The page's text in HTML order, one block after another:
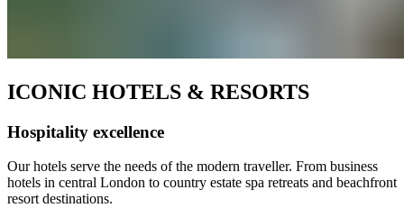
ICONIC HOTELS & RESORTS​​​​‌ ‍ ​‍​‍‌‍ ‌ ​‍‌‍‍‌‌‍‌ ‌‍‍‌‌‍ ‍​‍​‍​ ‍‍​‍​‍‌ ​ ‌‍​‌‌‍ ‍‌‍‍‌‌ ‌​‌ ‍‌​‍ ‍‌‍‍‌‌‍ ​‍​‍​‍ ​​‍​‍‌‍‍​‌ ​‍‌‍‌‌‌‍‌‍​‍​‍​ ‍‍​‍​‍‌‍‍​‌ ‌​‌ ‌​‌ ​​‌ ​ ​ ‍‍​‍ ​‍ ‌‍ ​​‍ ‌‌‍​‌‌‍ ‍‌‍‌​​‍ ‌‌ ​‍​‍ ‌‌‍‍​‌‍ ‌ ‌​‌‍‌‌‌‍ ​‌ ​ ​‍ ‌‌ ​ ‌ ‌​‌ ‌‌‌‍‌​‌‍‍‌‌‍ ​‍ ‍‌ ‌‍‌‍‌‌‌ ​‍‌‍​ ‌‍‌‌‌‍ ​​‍ ‍‌‍​‌‌ ​​‌ ​​​‍ ‌‍‍‌‌‍ ‍‌ ‌​‌‍‌‌‌‍ ‍‌ ‌​​‍ ‌‍‌‌‌‍‌​‌‍‍‌‌ ‌​​‍ ‌‍ ‌‌‍ ‌‍‌​‌‍‌‌​ ‌‌ ​​‌ ​‍‌‍‌‌‌ ​ ‌‍‌‌‌‍ ‍‌ ‌​‌‍​‌‌ ‌​‌‍‍‌‌‍ ‌‍ ‍​ ‍ ‌‍‍‌‌‍‌​​ ‌‌‍‌‍​ ‍‌‌‍‌‍‌‍​‌​ ‍‌‌‍‌‍​ ​ ‌‍‌‍​‍ ‌​ ‌ ​ ‍​​ ‍‌‌‍‌‍​‍ ‌​ ‌​​ ​‍‌‍​‌​ ​‌​‍ ‌​ ‍‌​ ‌​‌‍‌‍​ ​‍​‍ ‌‌‍‌‌​ ​​‌‍‌‍‌‍​‌‌‍‌‍​ ‌‍‌‍‌‍​ ​​​ ‌ ​ ‌‍​ ‌​​ ​ ​ ‍ ‌ ‌​‌ ‍‌‌ ​​‌‍‌‌​ ‌‌ ​​‌‍​‌‌‍‌ ‌‍‌‌​ ‍ ‌ ​​‌‍​‌‌ ‌​‌‍‍​​ ‌‌ ​​‌‍​‌‌‍‌ ‌‍‌‌‌​​‍‌ ‌‌‌‍‍‌‌‍ ​‌‍‌​‌‍‌‌‌ ​‍​‍‌‌​ ‌‌‌​​‍‌‌ ‌‍‍ ‌‍‌‌‌ ‍‌​‍‌‌​ ​ ‌​‌​​‍‌‌​ ​ ‌​‌​​‍‌‌​ ​‍​ ​‍​ ​​‌‍‌‌​ ​ ​ ‌‌​ ​ ​ ‌‌​ ​‌‌‍​ ​ ​‌‌‍​ ‌‍‌‌​ ‍​​‍‌‌​ ​‍​ ​‍​‍‌‌​ ‌‌‌​‌​​‍ ‍‌ ​ ‌ ‌‌‌‍​‍‌ ‌​‌‍‍‌‌ ‌​‌‍ ​‌‍‌‌​ ‌‍​‍‌‍​‌‌ ​ ‌‍‌‌‌‌‌‌‌ ​‍‌‍ ​​ ‌‌‍‍​‌ ‌​‌ ‌​‌ ​​‌ ​ ​‍‌‌​ ​ ‌​​‌​‍‌‌​ ​‍‌​‌‍​‍‌‌​ ​‍‌​‌‍‌‍ ​​‍ ‌‌‍​‌‌‍ ‍‌‍‌​​‍ ‌‌ ​‍​‍ ‌‌‍‍​‌‍ ‌ ‌​‌‍‌‌‌‍ ​‌ ​ ​‍ ‌‌ ​ ‌ ‌​‌ ‌‌‌‍‌​‌‍‍‌‌‍ ​‍ ‍‌ ‌‍‌‍‌‌‌ ​‍‌‍​ ‌‍‌‌‌‍ ​​‍ ‍‌‍​‌‌ ​​‌ ​​​‍‌‍‌‍‍‌‌‍‌​​ ‌‌‍‌‍​ ‍‌‌‍‌‍‌‍​‌​ ‍‌‌‍‌‍​ ​ ‌‍‌‍​‍ ‌​ ‌ ​ ‍​​ ‍‌‌‍‌‍​‍ ‌​ ‌​​ ​‍‌‍​‌​ ​‌​‍ ‌​ ‍‌​ ‌​‌‍‌‍​ ​‍​‍ ‌‌‍‌‌​ ​​‌‍‌‍‌‍​‌‌‍‌‍​ ‌‍‌‍‌‍​ ​​​ ‌ ​ ‌‍​ ‌​​ ​ ​‍‌‍‌ ‌​‌ ‍‌‌ ​​‌‍‌‌​ ‌‌ ​​‌‍​‌‌‍‌ ‌‍‌‌​‍‌‍‌ ​​‌‍​‌‌ ‌​‌‍‍​​ ‌‌ ​​‌‍​‌‌‍‌ ‌‍‌‌‌​​‍‌ ‌‌‌‍‍‌‌‍ ​‌‍‌​‌‍‌‌‌ ​‍​‍‌‌​ ‌‌‌​​‍‌‌ ‌‍‍ ‌‍‌‌‌ ‍‌​‍‌‌​ ​ ‌​‌​​‍‌‌​ ​ ‌​‌​​‍‌‌​ ​‍​ ​‍​ ​​‌‍‌‌​ ​ ​ ‌‌​ ​ ​ ‌‌​ ​‌‌‍​ ​ ​‌‌‍​ ‌‍‌‌​ ‍​​‍‌‌​ ​‍​ ​‍​‍‌‌​ ‌‌‌​‌​​‍ ‍‌ ​ ‌ ‌‌‌‍​‍‌ ‌​‌‍‍‌‌ ‌​‌‍ ​‌‍‌‌​‍‌‍‌ ​​‌‍‌‌‌ ​‍‌ ​ ‌ ​​‌‍‌‌‌‍​ ‌ ‌​‌‍‍‌‌ ‌‍‌‍‌‌​ ‌‌ ​​‌ ‌‌‌‍​‍‌‍ ​‌‍‍‌‌ ​ ‌‍‍​‌‍‌‌‌‍‌​​‍​‍‌ ‌
Hospitality excellence​​​​‌ ‍ ​‍​‍‌‍ ‌ ​‍‌‍‍‌‌‍‌ ‌‍‍‌‌‍ ‍​‍​‍​ ‍‍​‍​‍‌ ​ ‌‍​‌‌‍ ‍‌‍‍‌‌ ‌​‌ ‍‌​‍ ‍‌‍‍‌‌‍ ​‍​‍​‍ ​​‍​‍‌‍‍​‌ ​‍‌‍‌‌‌‍‌‍​‍​‍​ ‍‍​‍​‍‌‍‍​‌ ‌​‌ ‌​‌ ​​‌ ​ ​ ‍‍​‍ ​‍ ‌‍ ​​‍ ‌‌‍​‌‌‍ ‍‌‍‌​​‍ ‌‌ ​‍​‍ ‌‌‍‍​‌‍ ‌ ‌​‌‍‌‌‌‍ ​‌ ​ ​‍ ‌‌ ​ ‌ ‌​‌ ‌‌‌‍‌​‌‍‍‌‌‍ ​‍ ‍‌ ‌‍‌‍‌‌‌ ​‍‌‍​ ‌‍‌‌‌‍ ​​‍ ‍‌‍​‌‌ ​​‌ ​​​‍ ‌‍‍‌‌‍ ‍‌ ‌​‌‍‌‌‌‍ ‍‌ ‌​​‍ ‌‍‌‌‌‍‌​‌‍‍‌‌ ‌​​‍ ‌‍ ‌‌‍ ‌‍‌​‌‍‌‌​ ‌‌ ​​‌ ​‍‌‍‌‌‌ ​ ‌‍‌‌‌‍ ‍‌ ‌​‌‍​‌‌ ‌​‌‍‍‌‌‍ ‌‍ ‍​ ‍ ‌‍‍‌‌‍‌​​ ‌‌‍‌‍​ ‍‌‌‍‌‍‌‍​‌​ ‍‌‌‍‌‍​ ​ ‌‍‌‍​‍ ‌​ ‌ ​ ‍​​ ‍‌‌‍‌‍​‍ ‌​ ‌​​ ​‍‌‍​‌​ ​‌​‍ ‌​ ‍‌​ ‌​‌‍‌‍​ ​‍​‍ ‌‌‍‌‌​ ​​‌‍‌‍‌‍​‌‌‍‌‍​ ‌‍‌‍‌‍​ ​​​ ‌ ​ ‌‍​ ‌​​ ​ ​ ‍ ‌ ‌​‌ ‍‌‌ ​​‌‍‌‌​ ‌‌ ​​‌‍​‌‌‍‌ ‌‍‌‌​ ‍ ‌ ​​‌‍​‌‌ ‌​‌‍‍​​ ‌‌ ​​‌‍​‌‌‍‌ ‌‍‌‌‌​​‍‌ ‌‌‌‍‍‌‌‍ ​‌‍‌​‌‍‌‌‌ ​‍​‍‌‌​ ‌‌‌​​‍‌‌ ‌‍‍ ‌‍‌‌‌ ‍‌​‍‌‌​ ​ ‌​‌​​‍‌‌​ ​ ‌​‌​​‍‌‌​ ​‍​ ​‍​ ​​‌‍‌‌​ ​ ​ ‌‌​ ​ ​ ‌‌​ ​‌‌‍​ ​ ​‌‌‍​ ‌‍‌‌​ ‍​​‍‌‌​ ​‍​ ​‍​‍‌‌​ ‌‌‌​‌​​‍ ‍‌ ‌​‌‍‍‌‌ ‌​‌‍ ​‌‍‌‌​ ‌‍​‍‌‍​‌‌ ​ ‌‍‌‌‌‌‌‌‌ ​‍‌‍ ​​ ‌‌‍‍​‌ ‌​‌ ‌​‌ ​​‌ ​ ​‍‌‌​ ​ ‌​​‌​‍‌‌​ ​‍‌​‌‍​‍‌‌​ ​‍‌​‌‍‌‍ ​​‍ ‌‌‍​‌‌‍ ‍‌‍‌​​‍ ‌‌ ​‍​‍ ‌‌‍‍​‌‍ ‌ ‌​‌‍‌‌‌‍ ​‌ ​ ​‍ ‌‌ ​ ‌ ‌​‌ ‌‌‌‍‌​‌‍‍‌‌‍ ​‍ ‍‌ ‌‍‌‍‌‌‌ ​‍‌‍​ ‌‍‌‌‌‍ ​​‍ ‍‌‍​‌‌ ​​‌ ​​​‍‌‍‌‍‍‌‌‍‌​​ ‌‌‍‌‍​ ‍‌‌‍‌‍‌‍​‌​ ‍‌‌‍‌‍​ ​ ‌‍‌‍​‍ ‌​ ‌ ​ ‍​​ ‍‌‌‍‌‍​‍ ‌​ ‌​​ ​‍‌‍​‌​ ​‌​‍ ‌​ ‍‌​ ‌​‌‍‌‍​ ​‍​‍ ‌‌‍‌‌​ ​​‌‍‌‍‌‍​‌‌‍‌‍​ ‌‍‌‍‌‍​ ​​​ ‌ ​ ‌‍​ ‌​​ ​ ​‍‌‍‌ ‌​‌ ‍‌‌ ​​‌‍‌‌​ ‌‌ ​​‌‍​‌‌‍‌ ‌‍‌‌​‍‌‍‌ ​​‌‍​‌‌ ‌​‌‍‍​​ ‌‌ ​​‌‍​‌‌‍‌ ‌‍‌‌‌​​‍‌ ‌‌‌‍‍‌‌‍ ​‌‍‌​‌‍‌‌‌ ​‍​‍‌‌​ ‌‌‌​​‍‌‌ ‌‍‍ ‌‍‌‌‌ ‍‌​‍‌‌​ ​ ‌​‌​​‍‌‌​ ​ ‌​‌​​‍‌‌​ ​‍​ ​‍​ ​​‌‍‌‌​ ​ ​ ‌‌​ ​ ​ ‌‌​ ​‌‌‍​ ​ ​‌‌‍​ ‌‍‌‌​ ‍​​‍‌‌​ ​‍​ ​‍​‍‌‌​ ‌‌‌​‌​​‍ ‍‌ ‌​‌‍‍‌‌ ‌​‌‍ ​‌‍‌‌​‍‌‍‌ ​​‌‍‌‌‌ ​‍‌ ​ ‌ ​​‌‍‌‌‌‍​ ‌ ‌​‌‍‍‌‌ ‌‍‌‍‌‌​ ‌‌ ​​‌ ‌‌‌‍​‍‌‍ ​‌‍‍‌‌ ​ ‌‍‍​‌‍‌‌‌‍‌​​‍​‍‌ ‌
Our hotels serve the needs of the modern traveller. From business
hotels in central London to country estate spa retreats and beachfront
resort destinations. ​​​​‌ ‍ ​‍​‍‌‍ ‌ ​‍‌‍‍‌‌‍‌ ‌‍‍‌‌‍ ‍​‍​‍​ ‍‍​‍​‍‌ ​ ‌‍​‌‌‍ ‍‌‍‍‌‌ ‌​‌ ‍‌​‍ ‍‌‍‍‌‌‍ ​‍​‍​‍ ​​‍​‍‌‍‍​‌ ​‍‌‍‌‌‌‍‌‍​‍​‍​ ‍‍​‍​‍‌‍‍​‌ ‌​‌ ‌​‌ ​​‌ ​ ​ ‍‍​‍ ​‍ ‌‍ ​​‍ ‌‌‍​‌‌‍ ‍‌‍‌​​‍ ‌‌ ​‍​‍ ‌‌‍‍​‌‍ ‌ ‌​‌‍‌‌‌‍ ​‌ ​ ​‍ ‌‌ ​ ‌ ‌​‌ ‌‌‌‍‌​‌‍‍‌‌‍ ​‍ ‍‌ ‌‍‌‍‌‌‌ ​‍‌‍​ ‌‍‌‌‌‍ ​​‍ ‍‌‍​‌‌ ​​‌ ​​​‍ ‌‍‍‌‌‍ ‍‌ ‌​‌‍‌‌‌‍ ‍‌ ‌​​‍ ‌‍‌‌‌‍‌​‌‍‍‌‌ ‌​​‍ ‌‍ ‌‌‍ ‌‍‌​‌‍‌‌​ ‌‌ ​​‌ ​‍‌‍‌‌‌ ​ ‌‍‌‌‌‍ ‍‌ ‌​‌‍​‌‌ ‌​‌‍‍‌‌‍ ‌‍ ‍​ ‍ ‌‍‍‌‌‍‌​​ ‌‌‍‌‍​ ‍‌‌‍‌‍‌‍​‌​ ‍‌‌‍‌‍​ ​ ‌‍‌‍​‍ ‌​ ‌ ​ ‍​​ ‍‌‌‍‌‍​‍ ‌​ ‌​​ ​‍‌‍​‌​ ​‌​‍ ‌​ ‍‌​ ‌​‌‍‌‍​ ​‍​‍ ‌‌‍‌‌​ ​​‌‍‌‍‌‍​‌‌‍‌‍​ ‌‍‌‍‌‍​ ​​​ ‌ ​ ‌‍​ ‌​​ ​ ​ ‍ ‌ ‌​‌ ‍‌‌ ​​‌‍‌‌​ ‌‌ ​​‌‍​‌‌‍‌ ‌‍‌‌​ ‍ ‌ ​​‌‍​‌‌ ‌​‌‍‍​​ ‌‌ ​​‌‍​‌‌‍‌ ‌‍‌‌‌​​‍‌ ‌‌‌‍‍‌‌‍ ​‌‍‌​‌‍‌‌‌ ​‍​‍‌‌​ ‌‌‌​​‍‌‌ ‌‍‍ ‌‍‌‌‌ ‍‌​‍‌‌​ ​ ‌​‌​​‍‌‌​ ​ ‌​‌​​‍‌‌​ ​‍​ ​‍​ ​​‌‍‌‌​ ​ ​ ‌‌​ ​ ​ ‌‌​ ​‌‌‍​ ​ ​‌‌‍​ ‌‍‌‌​ ‍​​‍‌‌​ ​‍​ ​‍​‍‌‌​ ‌‌‌​‌​​‍ ‍‌‍​ ‌‍ ‌ ​​‌ ‍‌​ ​‌​ ‌‍​‍‌‍​‌‌ ​ ‌‍‌‌‌‌‌‌‌ ​‍‌‍ ​​ ‌‌‍‍​‌ ‌​‌ ‌​‌ ​​‌ ​ ​‍‌‌​ ​ ‌​​‌​‍‌‌​ ​‍‌​‌‍​‍‌‌​ ​‍‌​‌‍‌‍ ​​‍ ‌‌‍​‌‌‍ ‍‌‍‌​​‍ ‌‌ ​‍​‍ ‌‌‍‍​‌‍ ‌ ‌​‌‍‌‌‌‍ ​‌ ​ ​‍ ‌‌ ​ ‌ ‌​‌ ‌‌‌‍‌​‌‍‍‌‌‍ ​‍ ‍‌ ‌‍‌‍‌‌‌ ​‍‌‍​ ‌‍‌‌‌‍ ​​‍ ‍‌‍​‌‌ ​​‌ ​​​‍‌‍‌‍‍‌‌‍‌​​ ‌‌‍‌‍​ ‍‌‌‍‌‍‌‍​‌​ ‍‌‌‍‌‍​ ​ ‌‍‌‍​‍ ‌​ ‌ ​ ‍​​ ‍‌‌‍‌‍​‍ ‌​ ‌​​ ​‍‌‍​‌​ ​‌​‍ ‌​ ‍‌​ ‌​‌‍‌‍​ ​‍​‍ ‌‌‍‌‌​ ​​‌‍‌‍‌‍​‌‌‍‌‍​ ‌‍‌‍‌‍​ ​​​ ‌ ​ ‌‍​ ‌​​ ​ ​‍‌‍‌ ‌​‌ ‍‌‌ ​​‌‍‌‌​ ‌‌ ​​‌‍​‌‌‍‌ ‌‍‌‌​‍‌‍‌ ​​‌‍​‌‌ ‌​‌‍‍​​ ‌‌ ​​‌‍​‌‌‍‌ ‌‍‌‌‌​​‍‌ ‌‌‌‍‍‌‌‍ ​‌‍‌​‌‍‌‌‌ ​‍​‍‌‌​ ‌‌‌​​‍‌‌ ‌‍‍ ‌‍‌‌‌ ‍‌​‍‌‌​ ​ ‌​‌​​‍‌‌​ ​ ‌​‌​​‍‌‌​ ​‍​ ​‍​ ​​‌‍‌‌​ ​ ​ ‌‌​ ​ ​ ‌‌​ ​‌‌‍​ ​ ​‌‌‍​ ‌‍‌‌​ ‍​​‍‌‌​ ​‍​ ​‍​‍‌‌​ ‌‌‌​‌​​‍ ‍‌‍​ ‌‍ ‌ ​​‌ ‍‌​ ​‌​‍‌‍‌ ​​‌‍‌‌‌ ​‍‌ ​ ‌ ​​‌‍‌‌‌‍​ ‌ ‌​‌‍‍‌‌ ‌‍‌‍‌‌​ ‌‌ ​​‌ ‌‌‌‍​‍‌‍ ​‌‍‍‌‌ ​ ‌‍‍​‌‍‌‌‌‍‌​​‍​‍‌ ‌